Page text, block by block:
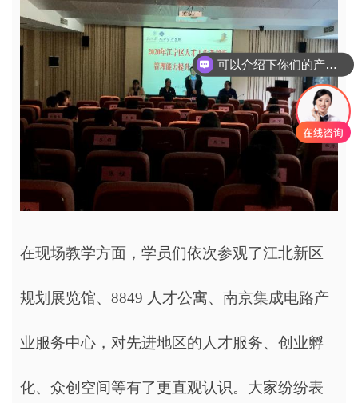
在现场教学方面，学员们依次参观了江北新区
规划展览馆、8849 人才公寓、南京集成电路产
业服务中心，对先进地区的人才服务、创业孵
化、众创空间等有了更直观认识。大家纷纷表
可以介绍下你们的产品么